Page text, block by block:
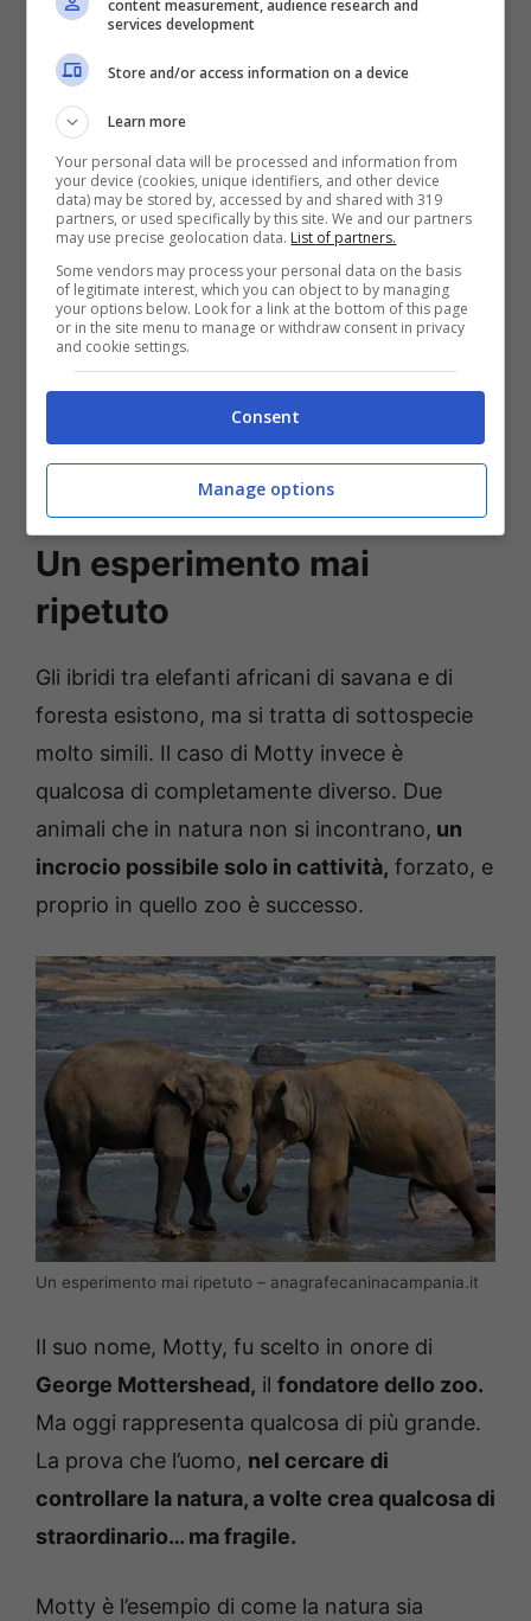
L’autopsia ha parlato di
necrotizzante e di un’infezione da
Escherichia coli.
devastanti per un cucciolo così vulnerabile. I
veterinari avevano fatto di tutto per salvarlo.
Ma forse, semplicemente, Motty non era
destinato a vivere.
Oggi il suo corpo è conservato al Natural
History Museum di Londra,a memoria di
qualcosa che probabilmente non accadrà mai
più. È ancora registrato nelGuinness dei
“l’elefante più raro del mondo”.
Un esperimento mai
ripetuto
Gli ibridi tra elefanti africani di savana e di
foresta esistono, ma si tratta di sottospecie
molto simili. Il caso di Motty invece è
qualcosa di completamente diverso. Due
animali che in natura non si incontrano, un
incrocio possibile solo in cattività, forzato, e
proprio in quello zoo è successo.
Un esperimento mai ripetuto – anagrafecaninacampania.it
Il suo nome, Motty, fu scelto in onore di
George Mottershead, il fondatore dello zoo.
Ma oggi rappresenta qualcosa di più grande.
La prova che l’uomo, nel cercare di
controllare la natura, a volte crea qualcosa di
straordinario… ma fragile.
Motty è l’esempio di come la natura sia
content measurement, audience research and
services development
Store and/or access information on a device
Learn more
Your personal data will be processed and information from
your device (cookies, unique identifiers, and other device
data) may be stored by, accessed by and shared with 319
partners, or used specifically by this site. We and our partners
may use precise geolocation data. List of partners.
Some vendors may process your personal data on the basis
of legitimate interest, which you can object to by managing
your options below. Look for a link at the bottom of this page
or in the site menu to manage or withdraw consent in privacy
and cookie settings.
Consent
Manage options